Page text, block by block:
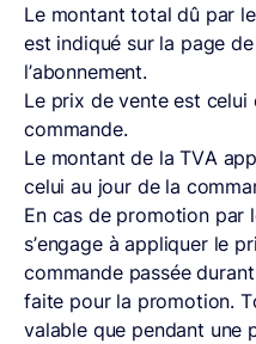
Le montant total dû par
est indiqué sur la page
l’abonnement.
Le prix de vente est celui
commande.
Le montant de la TVA
celui au jour de la
En cas de promotion par
s’engage à appliquer le
commande passée
faite pour la promotion.
valable que pendant une